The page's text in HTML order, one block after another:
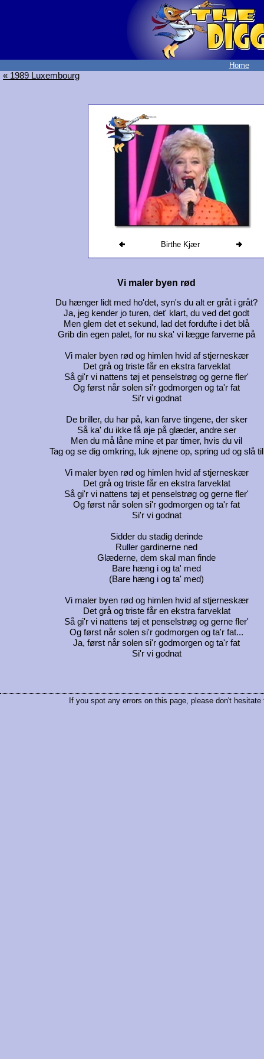
Home
« 1989 Luxembourg
Birthe Kjær
Vi maler byen rød
Du hænger lidt med ho'det, syn's du alt er gråt i gråt?
Ja, jeg kender jo turen, det' klart, du ved det godt
Men glem det et sekund, lad det fordufte i det blå
Grib din egen palet, for nu ska' vi lægge farverne på
Vi maler byen rød og himlen hvid af stjerneskær
Det grå og triste får en ekstra farveklat
Så gi'r vi nattens tøj et penselstrøg og gerne fler'
Og først når solen si'r godmorgen og ta'r fat
Si'r vi godnat
De briller, du har på, kan farve tingene, der sker
Så ka' du ikke få øje på glæder, andre ser
Men du må låne mine et par timer, hvis du vil
Tag og se dig omkring, luk øjnene op, spring ud og slå til
Vi maler byen rød og himlen hvid af stjerneskær
Det grå og triste får en ekstra farveklat
Så gi'r vi nattens tøj et penselstrøg og gerne fler'
Og først når solen si'r godmorgen og ta'r fat
Si'r vi godnat
Sidder du stadig derinde
Ruller gardinerne ned
Glæderne, dem skal man finde
Bare hæng i og ta' med
(Bare hæng i og ta' med)
Vi maler byen rød og himlen hvid af stjerneskær
Det grå og triste får en ekstra farveklat
Så gi'r vi nattens tøj et penselstrøg og gerne fler'
Og først når solen si'r godmorgen og ta'r fat...
Ja, først når solen si'r godmorgen og ta'r fat
Si'r vi godnat
If you spot any errors on this page, please don't